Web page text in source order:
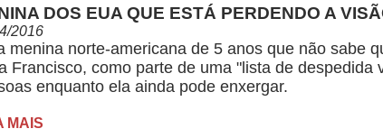
DOS EUA QUE ESTÁ PERDENDO A
2016
menina norte-americana de 5 anos que não sabe
Francisco, como parte de uma "lista de
enquanto ela ainda pode enxergar.
MAIS